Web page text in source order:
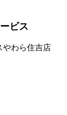
ビス
やわら住吉店